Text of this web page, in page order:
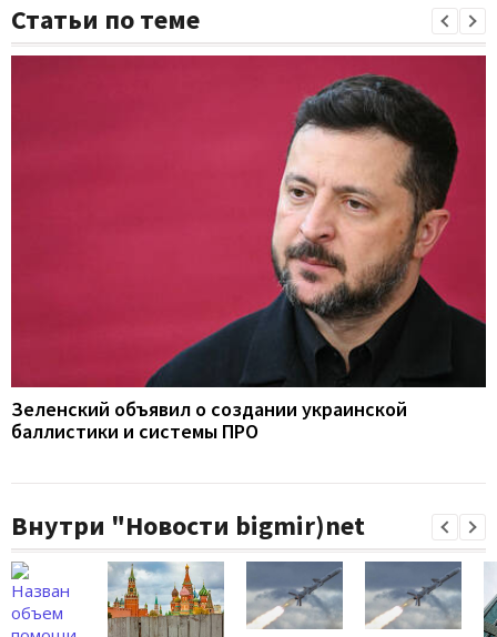
Статьи по теме
Зеленский объявил о создании украинской
баллистики и системы ПРО
Внутри "Новости bigmir)net